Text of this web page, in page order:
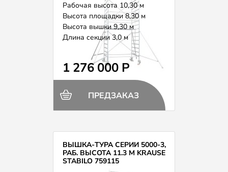
Рабочая высота 10,30 м
Высота площадки 8,30 м
Высота вышки 9,30 м
Длина секции 3,0 м
Вес 341,0 кг
1 276 000 Р
ПРЕДЗАКАЗ
ВЫШКА-ТУРА СЕРИИ 5000-3,
РАБ. ВЫСОТА 11.3 М KRAUSE
STABILO 759115